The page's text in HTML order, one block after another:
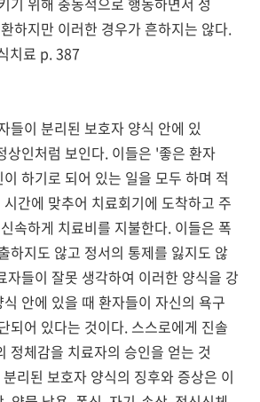
하지만 이러한 경우가 흔하지는 않다.
치료 p. 387
들이 분리된 보호자 양식 안에 있
상인처럼 보인다. 이들은 '좋은 환자
하기로 되어 있는 일을 모두 하며 적
간에 맞추어 치료회기에 도착하고 주
속하게 치료비를 지불한다. 이들은 폭
하지도 않고 정서의 통제를 잃지도 않
자들이 잘못 생각하여 이러한 양식을 강
안에 있을 때 환자들이 자신의 욕구
되어 있다는 것이다. 스스로에게 진솔
정체감을 치료자의 승인을 얻는 것
리된 보호자 양식의 징후와 증상은 이